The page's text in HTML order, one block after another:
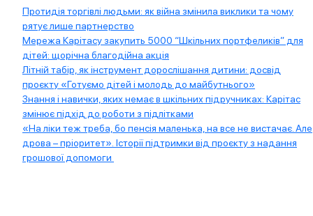
Протидія торгівлі людьми: як війна змінила виклики та чому
рятує лише партнерство
Мережа Карітасу закупить 5000 “Шкільних портфеликів” для
дітей: щорічна благодійна акція
Літній табір, як інструмент дорослішання дитини: досвід
проєкту «Готуємо дітей і молодь до майбутнього»
Знання і навички, яких немає в шкільних підручниках: Карітас
змінює підхід до роботи з підлітками
«На ліки теж треба, бо пенсія маленька, на все не вистачає. Але
дрова – пріоритет». Історії підтримки від проєкту з надання
грошової допомоги